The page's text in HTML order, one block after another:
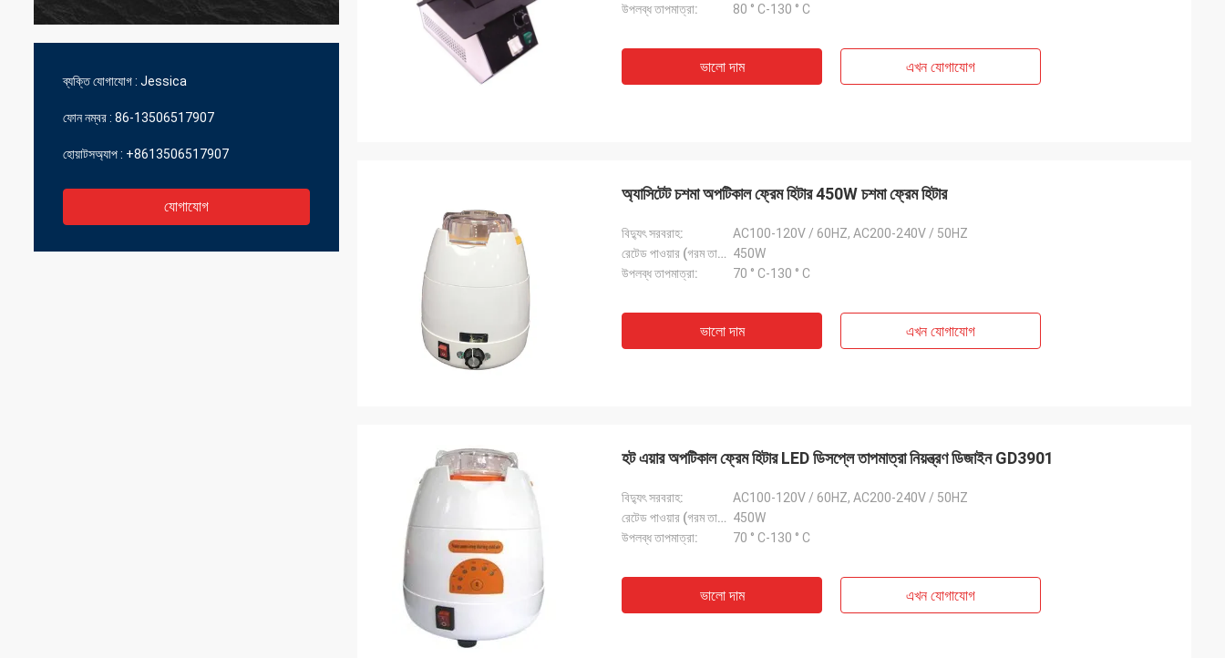
ব্যবহার করছে, এমনকি ছোট অংশের জন্য তারা আমাকে
ব্যক্তি যোগাযোগ : Jessica
ফোন নম্বর : 86-13506517907
হোয়াটসঅ্যাপ : +8613506517907
যোগাযোগ
উপলব্ধ তাপমাত্রা:
80 ° C-130 ° C
ভালো দাম এখন যোগাযোগ
অ্যাসিটেট চশমা অপটিকাল ফ্রেম হিটার 450W চশমা ফ্রেম হিটার
বিদ্যুৎ সরবরাহ:
AC100-120V / 60HZ, AC200-240V / 50HZ
রেটেড পাওয়ার (গরম তারের): 450W
উপলব্ধ তাপমাত্রা:
70 ° C-130 ° C
ভালো দাম এখন যোগাযোগ
হট এয়ার অপটিকাল ফ্রেম হিটার LED ডিসপ্লে তাপমাত্রা নিয়ন্ত্রণ ডিজাইন GD3901
বিদ্যুৎ সরবরাহ:
AC100-120V / 60HZ, AC200-240V / 50HZ
রেটেড পাওয়ার (গরম তারের): 450W
উপলব্ধ তাপমাত্রা:
70 ° C-130 ° C
ভালো দাম এখন যোগাযোগ